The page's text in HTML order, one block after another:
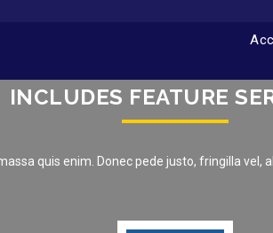
INCLUDES FEATURE
quis enim. Donec pede justo, fringilla vel,